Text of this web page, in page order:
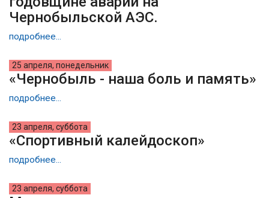
Чернобыльской АЭС.
подробнее...
25 апреля, понедельник
«Чернобыль - наша боль и память»
подробнее...
23 апреля, суббота
«Спортивный калейдоскоп»
подробнее...
23 апреля, суббота